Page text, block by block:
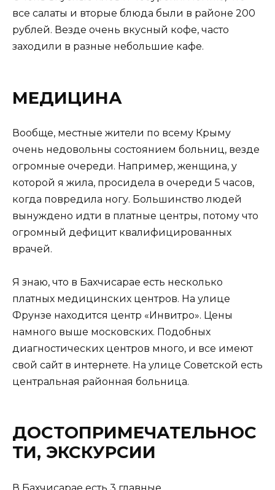
все салаты и вторые блюда были в районе 200
рублей. Везде очень вкусный кофе, часто
заходили в разные небольшие кафе.
МЕДИЦИНА
Вообще, местные жители по всему Крыму
очень недовольны состоянием больниц, везде
огромные очереди. Например, женщина, у
которой я жила, просидела в очереди 5 часов,
когда повредила ногу. Большинство людей
вынуждено идти в платные центры, потому что
огромный дефицит квалифицированных
врачей.
Я знаю, что в Бахчисарае есть несколько
платных медицинских центров. На улице
Фрунзе находится центр «Инвитро». Цены
намного выше московских. Подобных
диагностических центров много, и все имеют
свой сайт в интернете. На улице Советской есть
центральная районная больница.
ДОСТОПРИМЕЧАТЕЛЬНОС
ТИ, ЭКСКУРСИИ
В Бахчисарае есть 3 главные